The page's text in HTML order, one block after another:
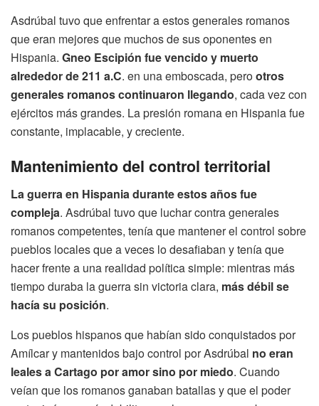
Asdrúbal tuvo que enfrentar a estos generales romanos
que eran mejores que muchos de sus oponentes en
Hispania. Gneo Escipión fue vencido y muerto
alrededor de 211 a.C. en una emboscada, perootros
generales romanos continuaron llegando, cada vez con
ejércitos más grandes. La presión romana en Hispania fue
constante, implacable, y creciente.
Mantenimiento del control territorial
La guerra en Hispania durante estos años fue
compleja. Asdrúbal tuvo que luchar contra generales
romanos competentes, tenía que mantener el control sobre
pueblos locales que a veces lo desafiaban y tenía que
hacer frente a una realidad política simple: mientras más
tiempo duraba la guerra sin victoria clara, más débil se
hacía su posición.
Los pueblos hispanos que habían sido conquistados por
Amílcar y mantenidos bajo control por Asdrúbal no eran
leales a Cartago por amor sino por miedo. Cuando
veían que los romanos ganaban batallas y que el poder